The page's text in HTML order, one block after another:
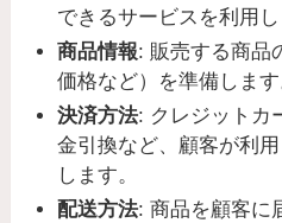
できるサービスを利用し
商品情報: 販売する商品
価格など）を準備します
決済方法: クレジットカ
金引換など、顧客が利
します。
配送方法: 商品を顧客に